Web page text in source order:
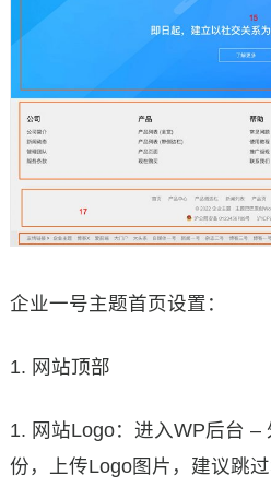
企业一号主题首页设置：
1. 网站顶部
1. 网站Logo：进入WP后台 –
份，上传Logo图片，建议跳过